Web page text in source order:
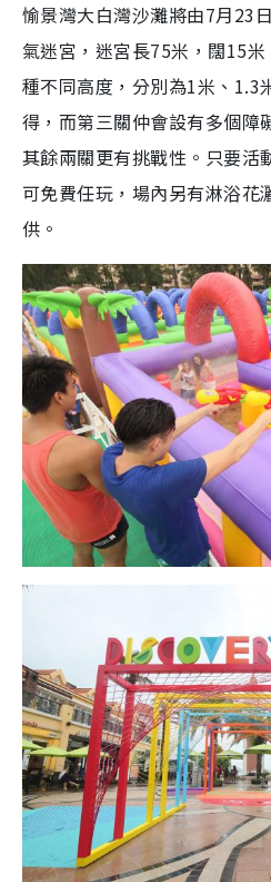
愉景灣大白灣沙灘將由7月23
氣迷宮，迷宮長75米，闊15
種不同高度，分別為1米、1.3
得，而第三關仲會設有多個障
其餘兩關更有挑戰性。只要活
可免費任玩，場內另有淋浴花
供。